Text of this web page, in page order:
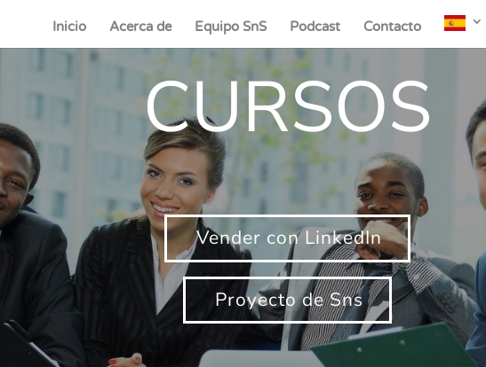
Inicio Acerca de Equipo SnS Podcast Contacto
CURSOS
Vender con LinkedIn
Proyecto de Sns